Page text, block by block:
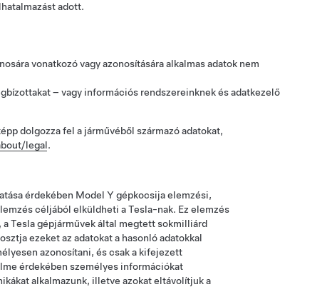
adott.
vonatkozó vagy azonosítására alkalmas adatok nem
– vagy információs rendszereinknek és adatkezelő
dolgozza fel a járművéből származó adatokat,
legal.
érdekében Model Y gépkocsija elemzési,
céljából elküldheti a Tesla-nak. Ez elemzés
Tesla gépjárművek által megtett sokmilliárd
ezeket az adatokat a hasonló adatokkal
azonosítani, és csak a kifejezett
érdekében személyes információkat
alkalmazunk, illetve azokat eltávolítjuk a